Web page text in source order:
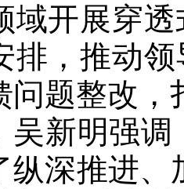
域开展穿
排，推动
问题整改，
吴新明强
纵深推进、